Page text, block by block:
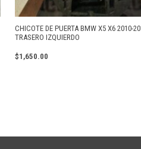
CHICOTE DE PUERTA BMW X5 X6 2010-
TRASERO IZQUIERDO
$1,650.00